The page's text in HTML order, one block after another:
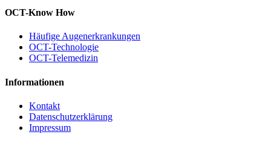
OCT-Know How
Häufige Augenerkrankungen
OCT-Technologie
OCT-Telemedizin
Informationen
Kontakt
Datenschutzerklärung
Impressum